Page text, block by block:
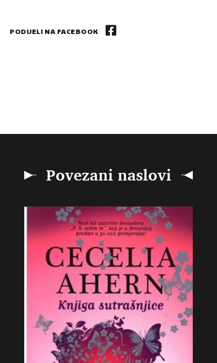
PODIJELI NA FACEBOOK
Povezani naslovi